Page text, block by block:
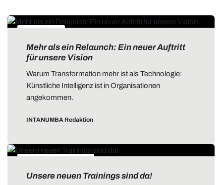
Mehr als ein Relaunch: Ein neuer Auftritt
für unsere Vision
Warum Transformation mehr ist als Technologie:
Künstliche Intelligenz ist in Organisationen
angekommen.
INTANUMBA Redaktion
Unsere neuen Trainings sind da!